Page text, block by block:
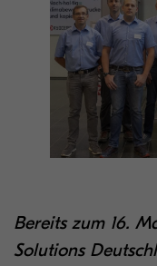
Bereits zum 16.
Solutions